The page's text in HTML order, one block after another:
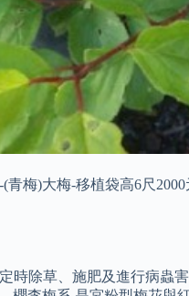
梅)大梅-移植袋高6尺
除草、施肥及進行病